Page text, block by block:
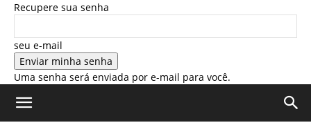
Recupere sua senha
seu e-mail
Uma senha será enviada por e-mail para você.